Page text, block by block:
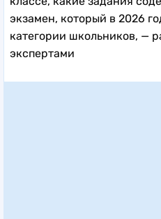
экзамен, который в 2026
категории школьников, —
экспертами